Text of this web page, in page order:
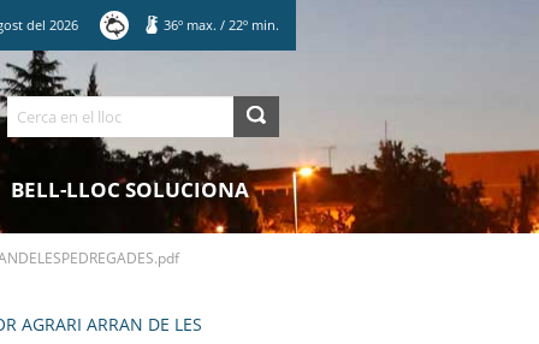
del2026 36º max. / 22º min.
Cerca
BELL-LLOC SOLUCIONA
AGRARI ARRAN DE LES